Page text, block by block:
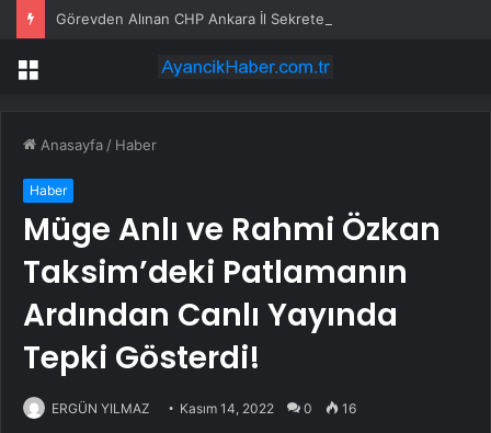
Menü
Anasayfa / Haber
Haber
Müge Anlı ve Rahmi Özkan
Taksim’deki Patlamanın
Ardından Canlı Yayında
Tepki Gösterdi!
ERGÜN YILMAZ Kasım 14, 2022 0 16